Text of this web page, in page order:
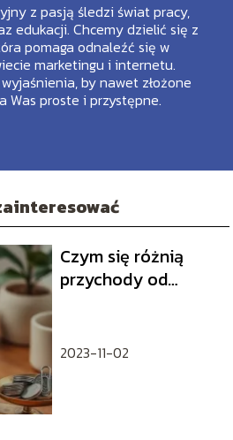
z pasją śledzi świat pracy,
edukacji. Chcemy dzielić się z
pomaga odnaleźć się w
marketingu i internetu.
by nawet złożone
Was proste i przystępne.
Czym się różnią
przychody od
2023-11-02